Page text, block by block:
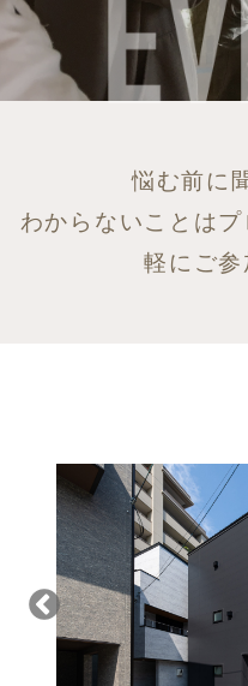
悩む前に
わからないことは
軽にご参